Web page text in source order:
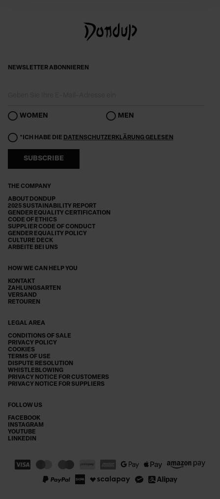
THE COMPANY
ABOUT DONDUP
2025 SUSTAINABILITY REPORT
GENDER EQUALITY CERTIFICATION
CODE OF ETHICS
SUPPLIER CODE OF CONDUCT
GENDER EQUALITY POLICY
CULTURE DECK
ARBEITE BEI UNS
HOW WE CAN HELP YOU
KONTAKT
ZAHLUNGSARTEN
VERSAND
RETOUREN
LEGAL AREA
CONDITIONS OF SALE
PRIVACY POLICY
COOKIES
TERMS OF USE
DISPUTE RESOLUTION
WHISTLEBLOWING
PRIVACY NOTICE FOR CUSTOMERS
PRIVACY NOTICE FOR SUPPLIERS
FOLLOW US
FACEBOOK
INSTAGRAM
YOUTUBE
LINKEDIN
NEWSLETTER ABONNIEREN
WOMEN MEN
*ICH HABE DIE DATENSCHUTZERKLÄRUNG GELESEN
SUBSCRIBE